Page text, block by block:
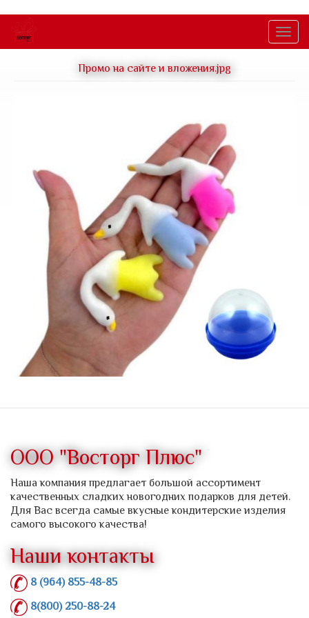
основному
содержанию
Промо на сайте и вложения.jpg
ООО "Восторг Плюс"
Наша компания предлагает большой ассортимент
качественных сладких новогодних подарков для детей.
Для Вас всегда самые вкусные кондитерские изделия
самого высокого качества!
Наши контакты
8 (964) 855-48-85
8(800) 250-88-24